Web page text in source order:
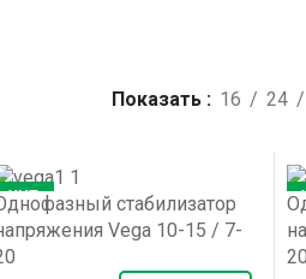
Показать 16 24
ХИТ
стабилизатор
Vega 10-15 / 7-
20